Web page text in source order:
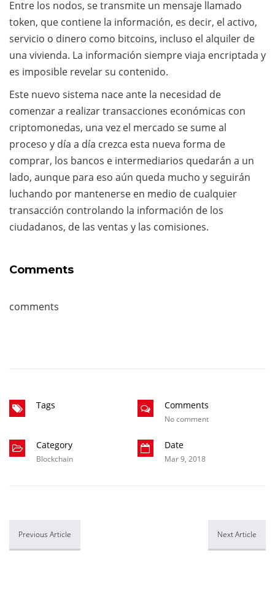
Entre los nodos, se transmite un mensaje llamado
token, que contiene la información, es decir, el activo,
servicio o dinero como bitcoins, incluso el alquiler de
una vivienda. La información siempre viaja encriptada y
es imposible revelar su contenido.
Este nuevo sistema nace ante la necesidad de
comenzar a realizar transacciones económicas con
criptomonedas, una vez el mercado se sume al
proceso y día a día crezca esta nueva forma de
comprar, los bancos e intermediarios quedarán a un
lado, aunque para eso aún queda mucho y seguirán
luchando por mantenerse en medio de cualquier
transacción controlando la información de los
ciudadanos, de las ventas y las comisiones.
Comments
comments
Tags Comments
No comment
Category
Blockchain
Date
Mar 9, 2018
Previous Article Next Article